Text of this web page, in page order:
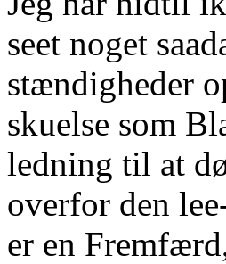
seet noget
stændigheder
skuelse som
ledning til at
overfor den
er en